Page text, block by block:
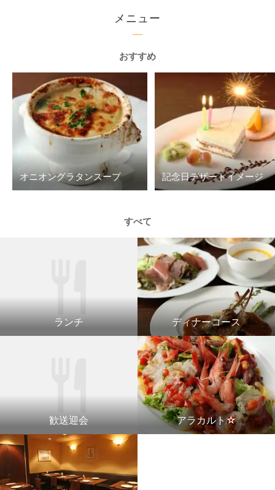
メニュー
おすすめ
オニオングラタンスープ 記念日デザートイメージ
すべて
ランチ ディナーコース
歓送迎会 アラカルト☆